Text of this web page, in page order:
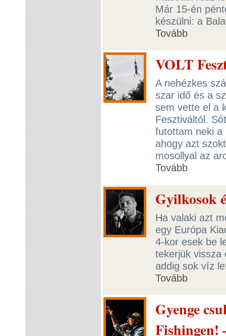
Már 15-én
készülni: a
Tovább
VOLT
A nehézkes
szar idő és a
sem vette el a
Fesztiváltól.
futottam neki a
ahogy azt
mosollyal az
Tovább
Gyilkosok
Ha valaki azt
egy Európa
4-kor esek be
tekerjük vissza
addig sok víz
Tovább
Gyenge